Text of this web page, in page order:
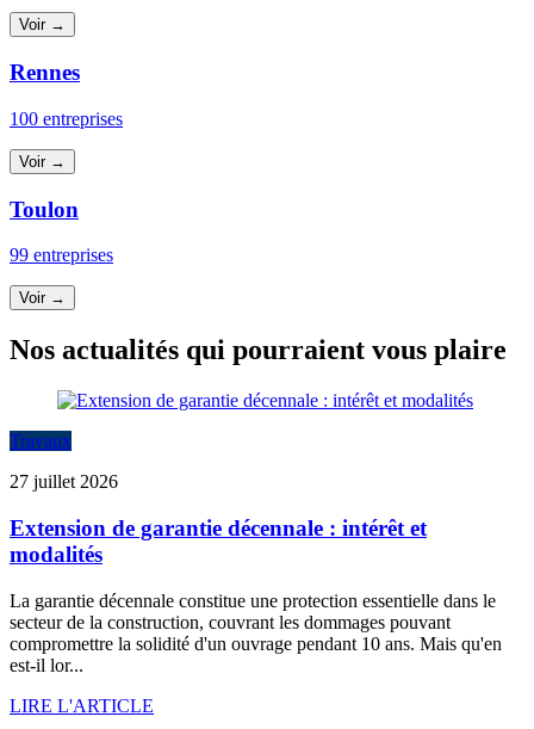
Voir →
Rennes
100 entreprises
Voir →
Toulon
99 entreprises
Voir →
Nos actualités qui pourraient vous plaire
Travaux
27 juillet 2026
Extension de garantie décennale : intérêt et
modalités
La garantie décennale constitue une protection essentielle dans le
secteur de la construction, couvrant les dommages pouvant
compromettre la solidité d'un ouvrage pendant 10 ans. Mais qu'en
est-il lor...
LIRE L'ARTICLE